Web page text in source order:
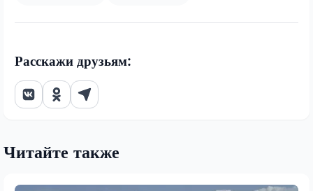
Расскажи друзьям:
Читайте также